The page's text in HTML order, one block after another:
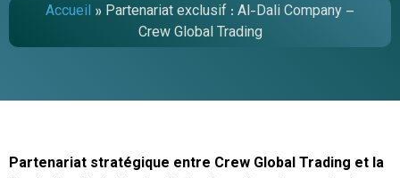
Accueil » Partenariat exclusif : Al-Dali Company –
Crew Global Trading
Partenariat stratégique entre Crew Global Trading et la